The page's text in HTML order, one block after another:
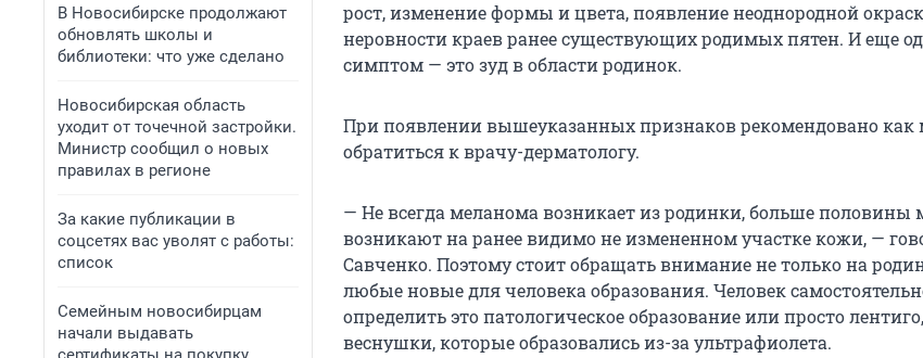
В Новосибирске продолжают
обновлять школы и
библиотеки: что уже сделано
Новосибирская область
уходит от точечной застройки.
Министр сообщил о новых
правилах в регионе
За какие публикации в
соцсетях вас уволят с работы:
список
Семейным новосибирцам
начали выдавать
рост, изменение формы и цвета, появление неоднородной
неровности краев ранее существующих родимых пятен. И еще
симптом — это зуд в области родинок.
При появлении вышеуказанных признаков рекомендовано как
обратиться к врачу-дерматологу.
— Не всегда меланома возникает из родинки, больше половины
возникают на ранее видимо не измененном участке кожи, —
Савченко. Поэтому стоит обращать внимание не только на
любые новые для человека образования. Человек
определить это патологическое образование или просто
веснушки, которые образовались из-за ультрафиолета.